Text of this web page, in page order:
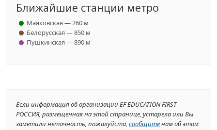
Ближайшие станции метро
Маяковская — 260 м
Белорусская — 850 м
Пушкинская — 890 м
Если информация об организации EF EDUCATION FIRST
РОССИЯ, размещенная на этой странице, устарела или Вы
заметили неточность, пожалуйста, сообщитенам об этом